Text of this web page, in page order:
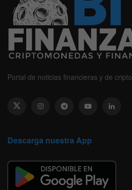
Portal de noticias financieras y de
Descarga nuestra App